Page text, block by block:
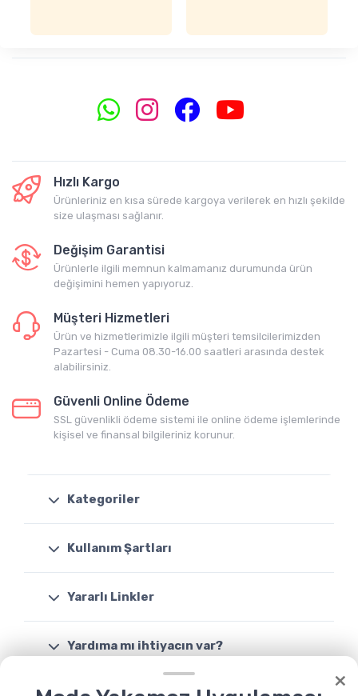
×
Hızlı Kargo
Ürünleriniz en kısa sürede kargoya verilerek en hızlı şekilde
size ulaşması sağlanır.
Değişim Garantisi
Ürünlerle ilgili memnun kalmamanız durumunda ürün
değişimini hemen yapıyoruz.
Müşteri Hizmetleri
Ürün ve hizmetlerimizle ilgili müşteri temsilcilerimizden
Pazartesi - Cuma 08.30-16.00 saatleri arasında destek
alabilirsiniz.
Güvenli Online Ödeme
SSL güvenlikli ödeme sistemi ile online ödeme işlemlerinde
kişisel ve finansal bilgileriniz korunur.
Kategoriler
Kullanım Şartları
Yararlı Linkler
Yardıma mı ihtiyacın var?